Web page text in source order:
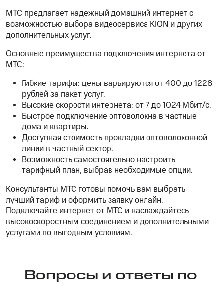
МТС предлагает надежный домашний интернет с
возможностью выбора видеосервиса KION и других
дополнительных услуг.
Основные преимущества подключения интернета от
МТС:
Гибкие тарифы: цены варьируются от 400 до 1228
рублей за пакет услуг.
Высокие скорости интернета: от 7 до 1024 Мбит/с.
Быстрое подключение оптоволокна в частные
дома и квартиры.
Доступная стоимость прокладки оптоволоконной
линии в частный сектор.
Возможность самостоятельно настроить
тарифный план, выбрав необходимые опции.
Консультанты МТС готовы помочь вам выбрать
лучший тариф и оформить заявку онлайн.
Подключайте интернет от МТС и наслаждайтесь
высокоскоростным соединением и дополнительными
услугами по выгодным условиям.
Вопросы и ответы по